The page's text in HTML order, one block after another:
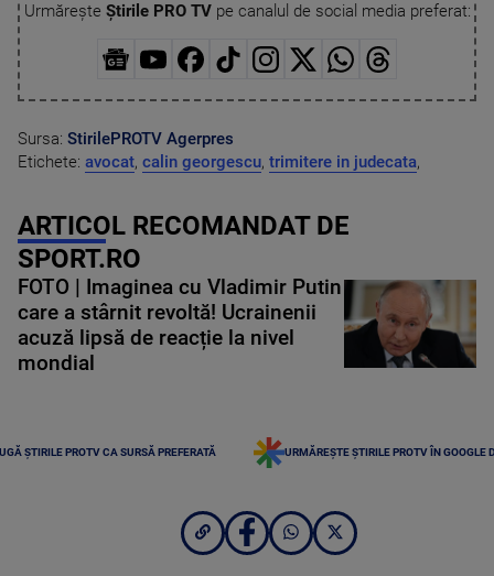
Urmărește Știrile PRO TVpe canalul de social media preferat:
Sursa: StirilePROTV Agerpres
Etichete: avocat, calin georgescu, trimitere in judecata,
ARTICOL RECOMANDAT DE
SPORT.RO
FOTO | Imaginea cu Vladimir Putin
care a stârnit revoltă! Ucrainenii
acuză lipsă de reacție la nivel
mondial
ȘTIRILE PROTV CA SURSĂ PREFERATĂ URMĂREȘTE ȘTIRILE PROTV ÎN GOOGLE